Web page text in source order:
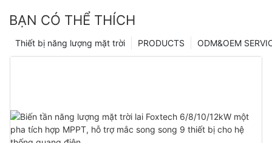
BẠN CÓ THỂ THÍCH
ODM&OEM
PRODUCTS
Thiết bị năng lượng mặt trời